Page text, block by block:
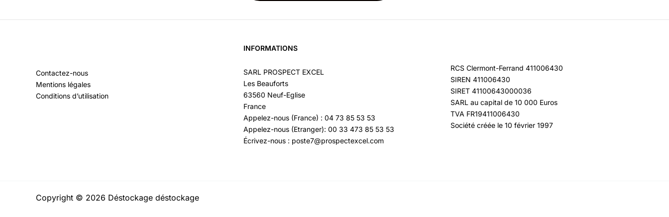
Contactez-nous
Mentions légales
Conditions d’utilisation
INFORMATIONS
SARL PROSPECT EXCEL
Les Beauforts
63560 Neuf-Eglise
France
Appelez-nous (France) : 04 73 85 53 53
Appelez-nous (Etranger): 00 33 473 85 53 53
Écrivez-nous : poste7@prospectexcel.com
RCS Clermont-Ferrand 411006430
SIREN 411006430
SIRET 41100643000036
SARL au capital de 10 000 Euros
TVA FR19411006430
Société créée le 10 février 1997
Copyright © 2026 Déstockage déstockage